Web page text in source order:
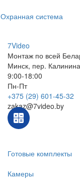
Охранная система
7Video
Монтаж по всей
Минск, пер.
9:00-18:00
Пн-Пт
+375 (29) 601-45-32
zakaz@7video.by
Готовые комплекты
Камеры